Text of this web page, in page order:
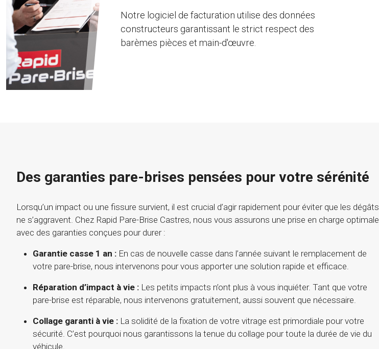
Notre logiciel de facturation utilise des données
constructeurs garantissant le strict respect des
barèmes pièces et main-d'œuvre.
Des garanties pare-brises pensées pour votre sérénité
Lorsqu’un impact ou une fissure survient, il est crucial d’agir rapidement pour éviter que les dégâts
ne s’aggravent. Chez Rapid Pare-Brise Castres, nous vous assurons une prise en charge optimale
avec des garanties conçues pour durer :
Garantie casse 1 an : En cas de nouvelle casse dans l’année suivant le remplacement de
votre pare-brise, nous intervenons pour vous apporter une solution rapide et efficace.
Réparation d’impact à vie : Les petits impacts n’ont plus à vous inquiéter. Tant que votre
pare-brise est réparable, nous intervenons gratuitement, aussi souvent que nécessaire.
Collage garanti à vie : La solidité de la fixation de votre vitrage est primordiale pour votre
sécurité. C’est pourquoi nous garantissons la tenue du collage pour toute la durée de vie du
véhicule.